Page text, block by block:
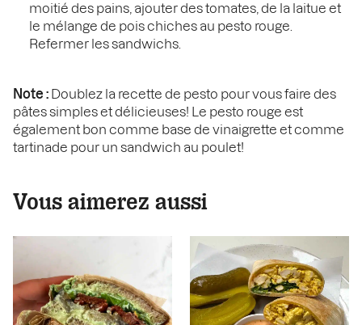
moitié des pains, ajouter des tomates, de la laitue et
le mélange de pois chiches au pesto rouge.
Refermer les sandwichs.
Note : Doublez la recette de pesto pour vous faire des
pâtes simples et délicieuses! Le pesto rouge est
également bon comme base de vinaigrette et comme
tartinade pour un sandwich au poulet!
Vous aimerez aussi